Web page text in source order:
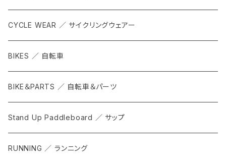
CYCLE WEAR ／ サイクリングウェアー
BIKES ／ 自転車
BIKE＆PARTS ／ 自転車＆パーツ
Stand Up Paddleboard ／ サップ
RUNNING ／ ランニング